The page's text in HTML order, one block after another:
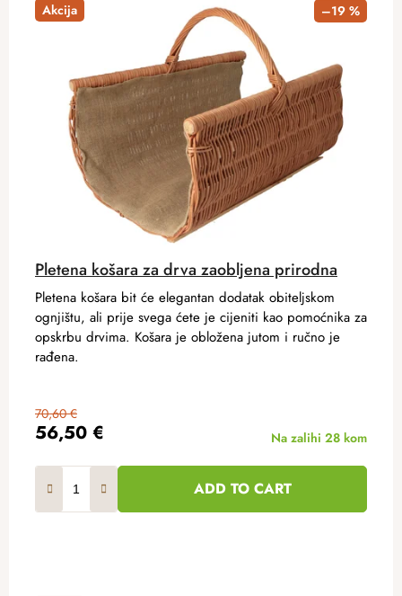
Akcija –19 %
Pletena košara za drva zaobljena prirodna
56,50 €
70,60 €
Na zalihi 28 kom
ADD TO CART
Pletena košara bit će elegantan dodatak obiteljskom
ognjištu, ali prije svega ćete je cijeniti kao pomoćnika za
opskrbu drvima. Košara je obložena jutom i ručno je
rađena.